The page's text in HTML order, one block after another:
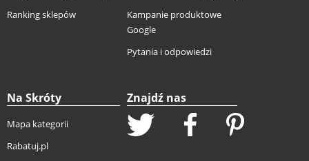
Ranking sklepów
Kampanie produktowe
Google
Pytania i odpowiedzi
Na Skróty
Mapa kategorii
Rabatuj.pl
Znajdź nas